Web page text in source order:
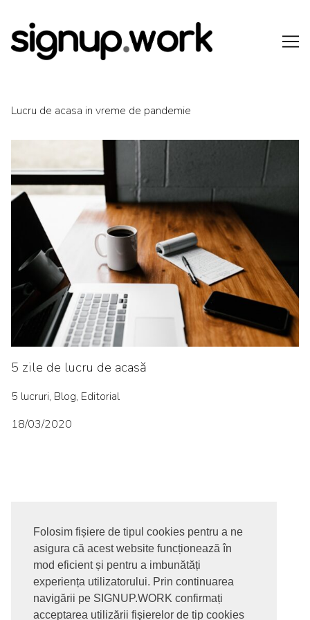
Folosim fișiere de tipul cookies pentru a ne
asigura că acest website funcționează în
mod eficient și pentru a imbunătăți
experiența utilizatorului. Prin continuarea
navigării pe SIGNUP.WORK confirmați
acceptarea utilizării fişierelor de tip cookies
Content
Lucru de acasa in vreme de pandemie
5 zile de lucru de acasă
5 lucruri, Blog, Editorial
18/03/2020
© 2017-2026. Toate drepturile rezervate
SIGNUPDOTWORK SRLTermeni si conditii | Politica de
confidentialitate | Politica de livrare si anulare comanda |
Politica GDPR